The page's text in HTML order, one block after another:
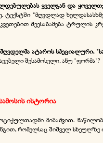
ყველგან და
ტექსტში "მღვდლად
შეესაბამება ტრულის
ატაროს სპეციალური,
შესამოსელი, ანუ "ფორმა"?
ისტორია
მიბაძვით.
რომელსაც შიშველ სხეულზე